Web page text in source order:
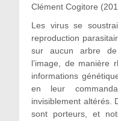
Clément Cogitore
Les virus se
reproduction
sur aucun arbre
l’image, de manière
informations
en leur
invisiblement altérés.
sont porteurs, et